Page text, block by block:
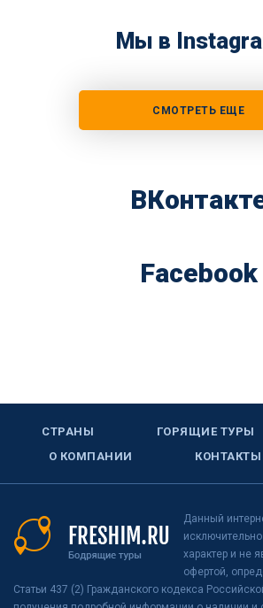
Мы в
СМОТРЕТЬ ЕЩЕ
Facebook
СТРАНЫ ГОРЯЩИЕ ТУРЫ
О КОМПАНИИ
КОНТАКТЫ
Данный
характер и не
офертой,
Статьи 437 (2) Гражданского кодекса